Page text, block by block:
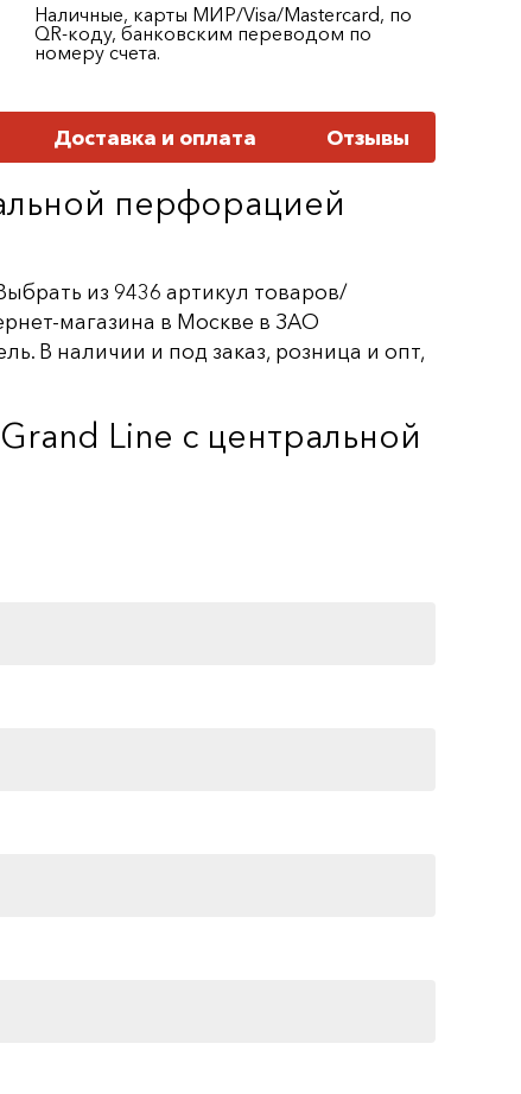
Наличные, карты МИР/Visa/Mastercard, по
QR-коду, банковским переводом по
номеру счета.
Доставка и оплата Отзывы
перфорацией
из 9436 артикул товаров/
магазина в Москве в ЗАО
В наличии и под заказ, розница и опт,
Line c центральной